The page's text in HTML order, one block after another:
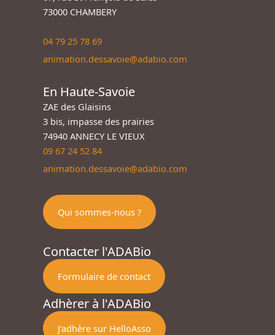
73000 CHAMBERY
04 79 25 78 69
animation.dessavoie@adabio.com
En Haute-Savoie
ZAE des Glaisins
3 bis, impasse des prairies
74940 ANNECY LE VIEUX
09 67 24 52 84
animation.dessavoie@adabio.com
Qui sommes-nous ?
Contacter l'ADABio
Formulaire de contact
Adhèrer à l'ADABio
J'adhère sur HelloAsso